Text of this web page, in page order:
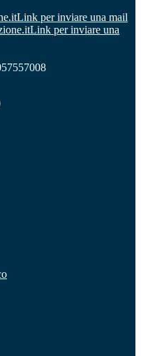
Link per inviare una mail
Link per inviare una